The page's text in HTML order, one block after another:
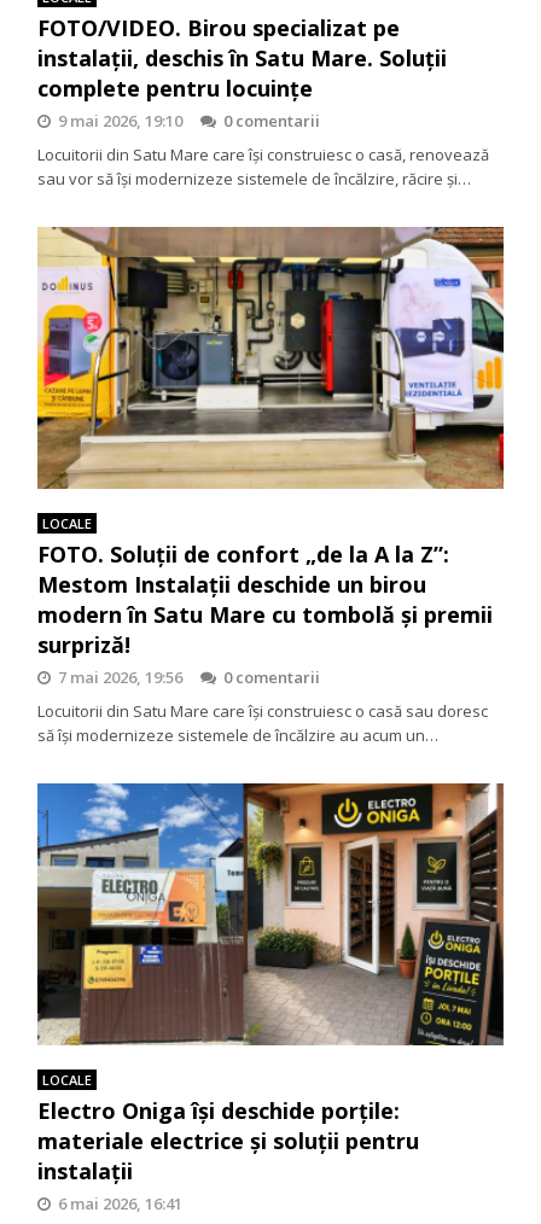
FOTO/VIDEO. Birou specializat pe
instalații, deschis în Satu Mare. Soluții
complete pentru locuințe
9 mai 2026, 19:10
0 comentarii
Locuitorii din Satu Mare care își construiesc o casă, renovează
sau vor să își modernizeze sistemele de încălzire, răcire și…
LOCALE
FOTO. Soluții de confort „de la A la Z”:
Mestom Instalații deschide un birou
modern în Satu Mare cu tombolă și premii
surpriză!
7 mai 2026, 19:56
0 comentarii
Locuitorii din Satu Mare care își construiesc o casă sau doresc
să își modernizeze sistemele de încălzire au acum un…
LOCALE
Electro Oniga își deschide porțile:
materiale electrice și soluții pentru
instalații
6 mai 2026, 16:41